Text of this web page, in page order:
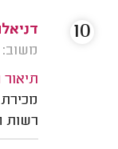
משוב: 06/11/2022
רשות
10